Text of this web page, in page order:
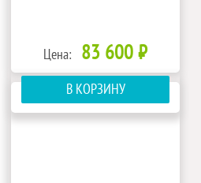
Цена: 83 600 ₽
В КОРЗИНУ